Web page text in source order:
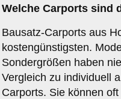
Welche Carports sind
Bausatz-Carports aus
kostengünstigsten.
Sondergrößen haben
Vergleich zu individuell
Carports. Sie können